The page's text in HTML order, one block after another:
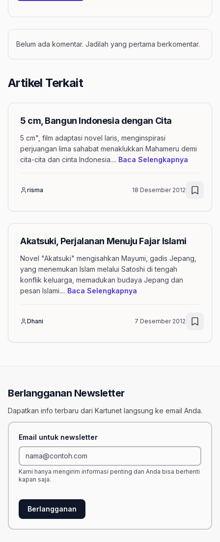
Belum ada komentar. Jadilah yang pertama berkomentar.
Artikel Terkait
5 cm, Bangun Indonesia dengan Cita
5 cm", film adaptasi novel laris, menginspirasi
perjuangan lima sahabat menaklukkan Mahameru demi
cita-cita dan cinta Indonesia.... Baca Selengkapnya
risma 18 Desember 2012
Akatsuki, Perjalanan Menuju Fajar Islami
Novel "Akatsuki" mengisahkan Mayumi, gadis Jepang,
yang menemukan Islam melalui Satoshi di tengah
konflik keluarga, memadukan budaya Jepang dan
pesan Islami.... Baca Selengkapnya
Dhani 7 Desember 2012
Berlangganan Newsletter
Dapatkan info terbaru dari Kartunet langsung ke email Anda.
Email untuk newsletter
Kami hanya mengirim informasi penting dan Anda bisa berhenti
kapan saja.
Berlangganan